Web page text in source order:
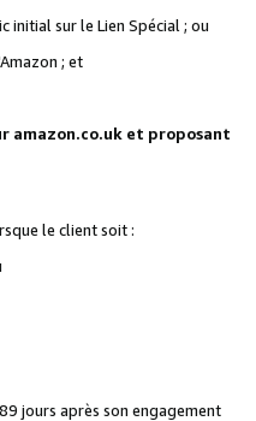
sur le Lien Spécial ; ou
; et
amazon.co.uk et proposant
le client soit :
jours après son engagement